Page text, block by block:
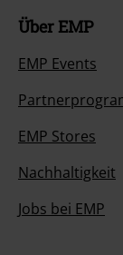
Über EMP
EMP Events
EMP Stores
Nachhaltigkeit
Jobs bei EMP